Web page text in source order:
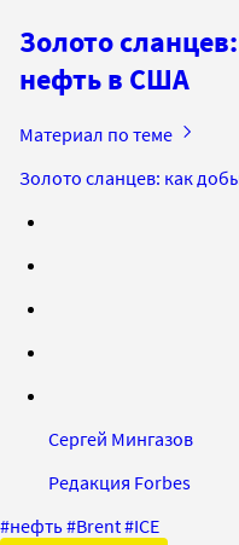
Золото
нефть в США
Материал по теме
Золото сланцев: как
Сергей Мингазов
Редакция Forbes
#нефть#Brent#ICE